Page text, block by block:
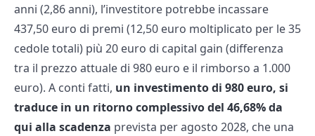
anni (2,86 anni), l’investitore potrebbe incassare
437,50 euro di premi (12,50 euro moltiplicato per le 35
cedole totali) più 20 euro di capital gain (differenza
tra il prezzo attuale di 980 euro e il rimborso a 1.000
euro). A conti fatti, un investimento di 980 euro, si
traduce in un ritorno complessivo del 46,68% da
qui alla scadenza prevista per agosto 2028, che una